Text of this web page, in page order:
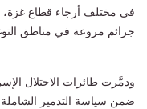
في مختلف أرجاء قطاع غزة،
جرائم مروعة في مناطق
ودمَّرت طائرات الاحتلال
ضمن سياسة التدمير الشاملة